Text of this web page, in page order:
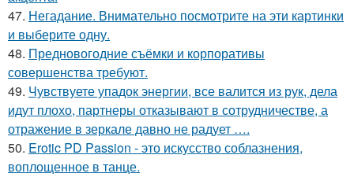
47. Негадание. Внимательно посмотрите на эти картинки
и выберите одну.
48. Предновогодние съёмки и корпоративы
совершенства требуют.
49. Чувствуете упадок энергии, все валится из рук, дела
идут плохо, партнеры отказывают в сотрудничестве, а
отражение в зеркале давно не радует ….
50. Erotic PD Passion - это искусство соблазнения,
воплощенное в танце.